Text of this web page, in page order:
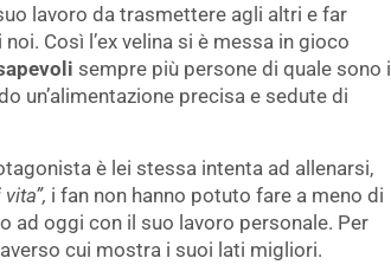
lavoro da trasmettere agli altri e far
Così l’ex velina si è messa in gioco
sempre più persone di quale sono i
un’alimentazione precisa e sedute di
è lei stessa intenta ad allenarsi,
i fan non hanno potuto fare a meno di
ad oggi con il suo lavoro personale. Per
cui mostra i suoi lati migliori.